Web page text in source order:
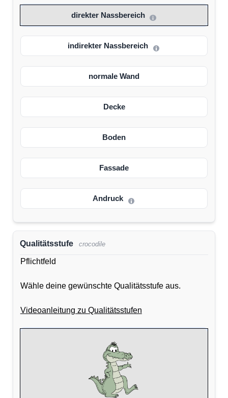
direkter Nassbereich
indirekter Nassbereich
normale Wand
Decke
Boden
Fassade
Andruck
Qualitätsstufe crocodile
Pflichtfeld
Wähle deine gewünschte Qualitätsstufe aus.
Videoanleitung zu Qualitätsstufen